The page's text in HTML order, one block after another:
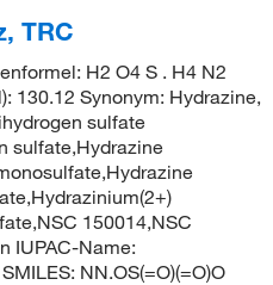
TRC
H2 O4 S . H4 N2
130.12 Synonym: Hydrazine,
sulfate
sulfate,Hydrazine
150014,NSC
IUPAC-Name:
NN.OS(=O)(=O)O